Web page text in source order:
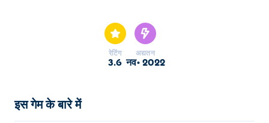
रेटिंग
3.6
अद्यतन
नव॰ 2022
इस गेम के बारे में